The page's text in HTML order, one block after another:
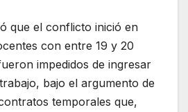
que el conflicto inició en
con entre 19 y 20
impedidos de ingresar
bajo el argumento de
temporales que,